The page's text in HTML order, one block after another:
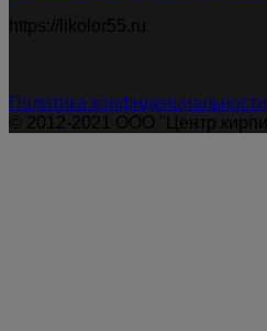
Политика конфиденциальности